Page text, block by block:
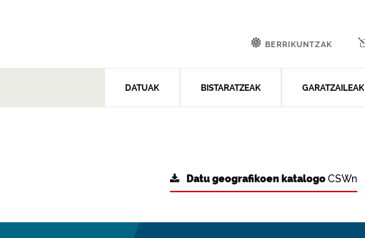
DATUAK BISTARATZEAK GARATZAILEAK
BERRIKUNTZAK
Datu geografikoen katalogoCSWn